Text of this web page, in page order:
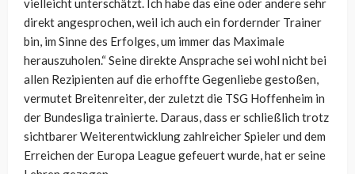
vielleicht unterschätzt. Ich habe das eine oder andere sehr
direkt angesprochen, weil ich auch ein fordernder Trainer
bin, im Sinne des Erfolges, um immer das Maximale
herauszuholen.“ Seine direkte Ansprache sei wohl nicht bei
allen Rezipienten auf die erhoffte Gegenliebe gestoßen,
vermutet Breitenreiter, der zuletzt die TSG Hoffenheim in
der Bundesliga trainierte. Daraus, dass er schließlich trotz
sichtbarer Weiterentwicklung zahlreicher Spieler und dem
Erreichen der Europa League gefeuert wurde, hat er seine